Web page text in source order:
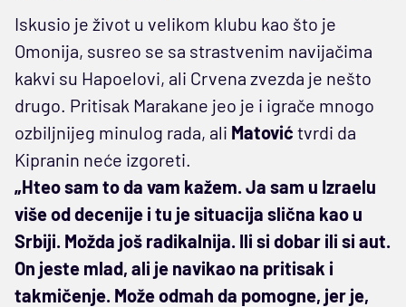
Iskusio je život u velikom klubu kao što je
Omonija, susreo se sa strastvenim navijačima
kakvi su Hapoelovi, ali Crvena zvezda je nešto
drugo. Pritisak Marakane jeo je i igrače mnogo
ozbiljnijeg minulog rada, ali Matović tvrdi da
Kipranin neće izgoreti.
„Hteo sam to da vam kažem. Ja sam u Izraelu
više od decenije i tu je situacija slična kao u
Srbiji. Možda još radikalnija. Ili si dobar ili si aut.
On jeste mlad, ali je navikao na pritisak i
takmičenje. Može odmah da pomogne, jer je,